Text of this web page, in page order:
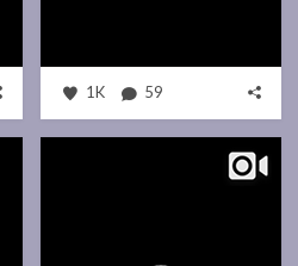
1K 59